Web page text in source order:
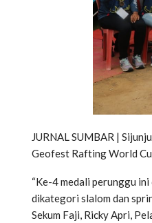
JURNAL SUMBAR |
Geofest Rafting World
“Ke-4 medali perunggu
dikategori slalom dan
Sekum Faji, Ricky Apri,